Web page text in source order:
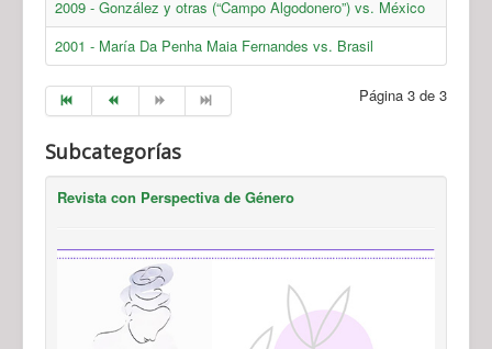
2009 - González y otras (“Campo Algodonero”) vs. México
2001 - María Da Penha Maia Fernandes vs. Brasil
Página 3 de 3
Subcategorías
Revista con Perspectiva de Género